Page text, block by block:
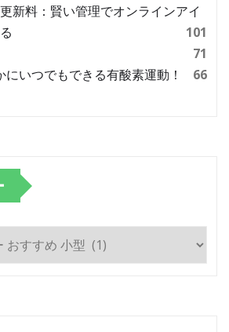
新料：賢い管理でオンラインアイ
101
71
にいつでもできる有酸素運動！
66